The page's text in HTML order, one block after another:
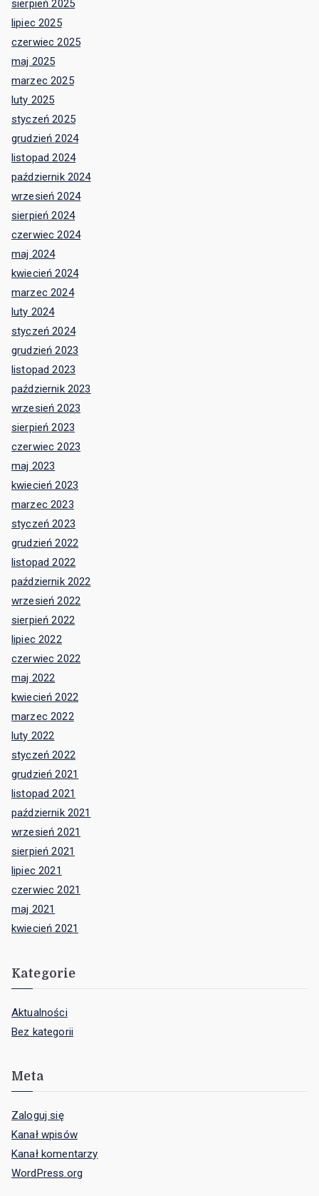
sierpień 2025
lipiec 2025
czerwiec 2025
maj 2025
marzec 2025
luty 2025
styczeń 2025
grudzień 2024
listopad 2024
październik 2024
wrzesień 2024
sierpień 2024
czerwiec 2024
maj 2024
kwiecień 2024
marzec 2024
luty 2024
styczeń 2024
grudzień 2023
listopad 2023
październik 2023
wrzesień 2023
sierpień 2023
czerwiec 2023
maj 2023
kwiecień 2023
marzec 2023
styczeń 2023
grudzień 2022
listopad 2022
październik 2022
wrzesień 2022
sierpień 2022
lipiec 2022
czerwiec 2022
maj 2022
kwiecień 2022
marzec 2022
luty 2022
styczeń 2022
grudzień 2021
listopad 2021
październik 2021
wrzesień 2021
sierpień 2021
lipiec 2021
czerwiec 2021
maj 2021
kwiecień 2021
Kategorie
Aktualności
Bez kategorii
Meta
Zaloguj się
Kanał wpisów
Kanał komentarzy
WordPress.org